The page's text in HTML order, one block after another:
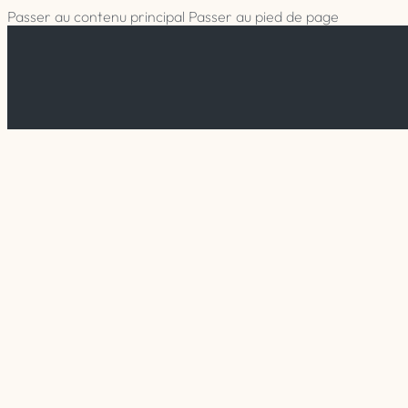
Passer au contenu principal Passer au pied de page